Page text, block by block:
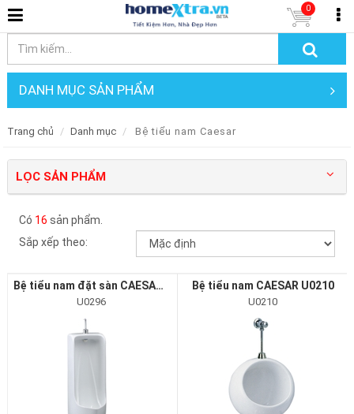
0
DANH MỤC SẢN PHẨM
Trang chủ Danh mục Bệ tiểu nam Caesar
LỌC SẢN PHẨM
Có 16 sản phẩm.
Sắp xếp theo:
Bệ tiểu nam đặt sàn CAESAR U0296
U0296
Bệ tiểu nam CAESAR U0210
U0210